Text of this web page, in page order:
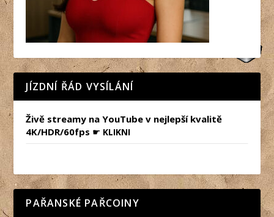
JÍZDNÍ ŘÁD VYSÍLÁNÍ
Živě streamy na YouTube v nejlepší kvalitě
4K/HDR/60fps ☛ KLIKNI
PAŘANSKÉ PAŘCOINY